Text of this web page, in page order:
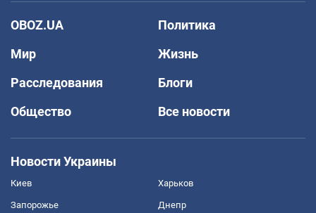
OBOZ.UA
Политика
Мир
Жизнь
Расследования
Блоги
Общество
Все новости
Новости Украины
Киев Харьков
Запорожье Днепр